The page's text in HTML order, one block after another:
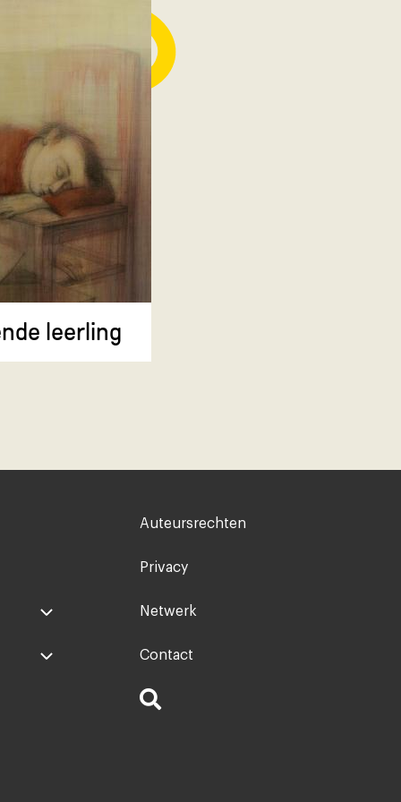
leerling
Voet
Auteursrechten
Privacy
Netwerk
Contact